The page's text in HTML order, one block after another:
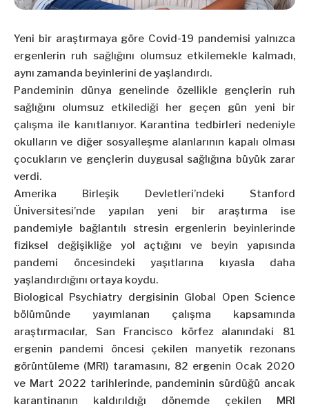
Yeni bir araştırmaya göre Covid-19 pandemisi yalnızca
ergenlerin ruh sağlığını olumsuz etkilemekle kalmadı,
aynı zamanda beyinlerini de yaşlandırdı.
Pandeminin dünya genelinde özellikle gençlerin ruh
sağlığını olumsuz etkilediği her geçen gün yeni bir
çalışma ile kanıtlanıyor. Karantina tedbirleri nedeniyle
okulların ve diğer sosyalleşme alanlarının kapalı olması
çocukların ve gençlerin duygusal sağlığına büyük zarar
verdi.
Amerika Birleşik Devletleri’ndeki Stanford
Üniversitesi’nde yapılan yeni bir araştırma ise
pandemiyle bağlantılı stresin ergenlerin beyinlerinde
fiziksel değişikliğe yol açtığını ve beyin yapısında
pandemi öncesindeki yaşıtlarına kıyasla daha
yaşlandırdığını ortaya koydu.
Biological Psychiatry dergisinin Global Open Science
bölümünde yayımlanan çalışma kapsamında
araştırmacılar, San Francisco körfez alanındaki 81
ergenin pandemi öncesi çekilen manyetik rezonans
görüntüleme (MRI) taramasını, 82 ergenin Ocak 2020
ve Mart 2022 tarihlerinde, pandeminin sürdüğü ancak
karantinanın kaldırıldığı dönemde çekilen MRI